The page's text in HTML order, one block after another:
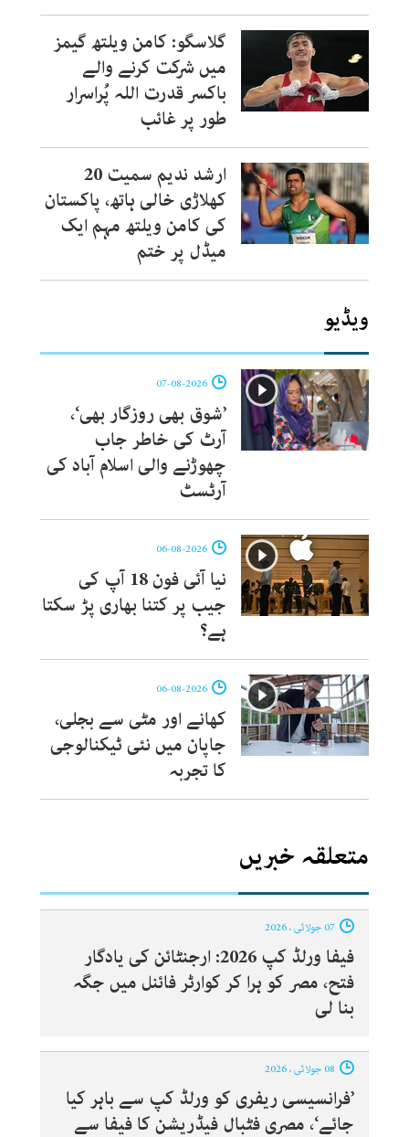
گلاسگو: کامن ویلتھ گیمز
میں شرکت کرنے والے
باکسر قدرت اللہ پُراسرار
طور پر غائب
ارشد ندیم سمیت 20
کھلاڑی خالی ہاتھ، پاکستان
کی کامن ویلتھ مہم ایک
میڈل پر ختم
ویڈیو
’شوق بھی روزگار بھی‘،
آرٹ کی خاطر جاب
چھوڑنے والی اسلام آباد کی
آرٹسٹ
نیا آئی فون 18 آپ کی
جیب پر کتنا بھاری پڑ سکتا
ہے؟
کھانے اور مٹی سے بجلی،
جاپان میں نئی ٹیکنالوجی
کا تجربہ
متعلقہ خبریں
فیفا ورلڈ کپ 2026: ارجنٹائن کی یادگار
فتح، مصر کو ہرا کر کوارٹر فائنل میں جگہ
بنا لی
’فرانسیسی ریفری کو ورلڈ کپ سے باہر کیا
جائے‘، مصری فٹبال فیڈریشن کا فیفا سے